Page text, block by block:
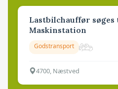
Lastbilchauffør
Maskinstation
Godstransport
4700, Næstved